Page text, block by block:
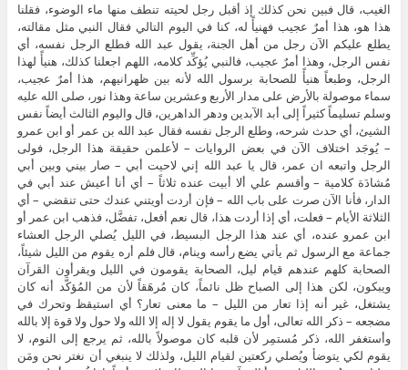
الغيب، قال فبين نحن كذلك إذ أقبل رجل لحيته تنطف منها ماء الوضوء، فقلنا
هذا هو، هذا أمرٌ عجيب فهنيأً له، كنا في اليوم التالي فقال النبي مثل مقالته،
يطلع عليكم الآن رجل من أهل الجنة، يقول عبد الله فطلع الرجل نفسه، أي
نفس الرجل، وهذا أمرٌ عجيب، فالنبي يُؤكِّد كلامه، اللهم اجعلنا كذلك، هنيأً لهذا
الرجل، وطبعاً هنيأً للصحابة برسول الله لأنه بين ظهرانيهم، هذا أمرٌ عجيب،
سماء موصولة بالأرض على مدار الأربع وعشرين ساعة وهذا نور، صلى الله عليه
وسلم تسليماً كثيراً إلى أبد الآبدين ودهر الداهرين، قال واليوم الثالث أيضاً نفس
الشيئ، أي حدث شرحه، وطلع الرجل نفسه فقال عبد الله بن عمر أو ابن عمرو
– يُوجَد اختلاف الآن في بعض الروايات – لأعلمن حقيقة هذا الرجل، فولى
الرجل واتبعه ان عمر، قال يا عبد الله إني لاحيت أبي – صار بيني وبين أبي
مُشادَة كلامية – وأقسم علي ألا أبيت عنده ثلاثاً – أي أنا أعيش عند أبي في
الدار، فأنا الآن صرت على باب الله – فإن أردت أويتني عندك حتى تنقضي – أي
الثلاثة الأيام – فعلت، أي إذا أردت هذا، قال نعم أفعل، تفضَّل، فذهب ابن عمر أو
ابن عمرو عنده، أي عند هذا الرجل البسيط، في الليل يُصلي الرجل العشاء
جماعة مع الرسول ثم يأتي يضع رأسه وينام، قال فلم أره يقوم من الليل شيئاً،
الصحابة كلهم عندهم قيام ليل، الصحابة يقومون في الليل ويقرأون القرآن
ويبكون، لكن هذا إلى الصباح ظل نائماً، كان مُرهَقاً لأن من المُؤكَّد أنه كان
يشتغل، غير أنه إذا تعار من الليل – ما معنى تعار؟ أي استيقظ وتحرك في
مضجعه – ذكر الله تعالى، أول ما يقوم يقول لا إله إلا الله ولا حول ولا قوة إلا بالله
وأستغفر الله، ذكر مُستمِر لأن قلبه كان موصولاً بالله، ثم يرجع إلى النوم، لا
يقوم لكي يتوضأ ويُصلي ركعتين لقيام الليل، ولذلك لا ينبغي أن نغتر نحن ومَن